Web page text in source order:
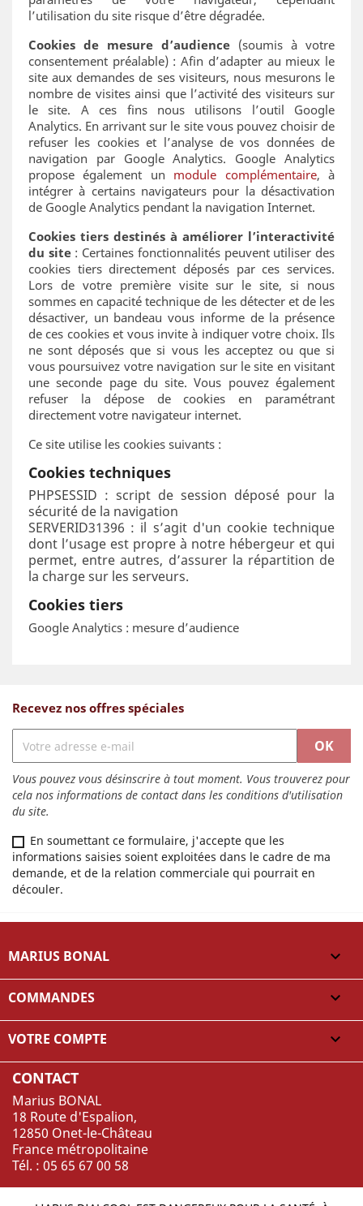
l’utilisation du site risque d’être dégradée.
Cookies de mesure d’audience (soumis à votre
consentement préalable) : Afin d’adapter au mieux le
site aux demandes de ses visiteurs, nous mesurons le
nombre de visites ainsi que l’activité des visiteurs sur
le site. A ces fins nous utilisons l’outil Google
Analytics. En arrivant sur le site vous pouvez choisir de
refuser les cookies et l’analyse de vos données de
navigation par Google Analytics. Google Analytics
propose également un module complémentaire, à
intégrer à certains navigateurs pour la désactivation
de Google Analytics pendant la navigation Internet.
Cookies tiers destinés à améliorer l’interactivité
du site : Certaines fonctionnalités peuvent utiliser des
cookies tiers directement déposés par ces services.
Lors de votre première visite sur le site, si nous
sommes en capacité technique de les détecter et de les
désactiver, un bandeau vous informe de la présence
de ces cookies et vous invite à indiquer votre choix. Ils
ne sont déposés que si vous les acceptez ou que si
vous poursuivez votre navigation sur le site en visitant
une seconde page du site. Vous pouvez également
refuser la dépose de cookies en paramétrant
directement votre navigateur internet.
Ce site utilise les cookies suivants :
Cookies techniques
PHPSESSID : script de session déposé pour la
sécurité de la navigation
SERVERID31396 : il s’agit d'un cookie technique
dont l’usage est propre à notre hébergeur et qui
permet, entre autres, d’assurer la répartition de
la charge sur les serveurs.
Cookies tiers
Google Analytics : mesure d’audience
Recevez nos offres spéciales
Vous pouvez vous désinscrire à tout moment. Vous trouverez pour
cela nos informations de contact dans les conditions d'utilisation
du site.
En soumettant ce formulaire, j'accepte que les
informations saisies soient exploitées dans le cadre de ma
demande, et de la relation commerciale qui pourrait en
découler.
MARIUS BONAL 
COMMANDES 
VOTRE COMPTE

CONTACT
Marius BONAL
18 Route d'Espalion,
12850 Onet-le-Château
France métropolitaine
Tél. : 05 65 67 00 58